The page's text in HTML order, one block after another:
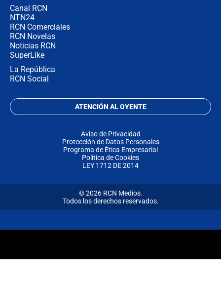
Canal RCN
NTN24
RCN Comerciales
RCN Novelas
Noticias RCN
SuperLike
La República
RCN Social
ATENCIÓN AL OYENTE
Aviso de Privacidad
Protección de Datos Personales
Programa de Ética Empresarial
Política de Cookies
LEY 1712 DE 2014
© 2026 RCN Medios.
Todos los derechos reservados.